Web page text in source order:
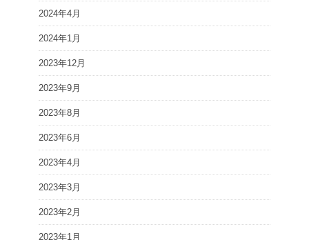
2024年4月
2024年1月
2023年12月
2023年9月
2023年8月
2023年6月
2023年4月
2023年3月
2023年2月
2023年1月